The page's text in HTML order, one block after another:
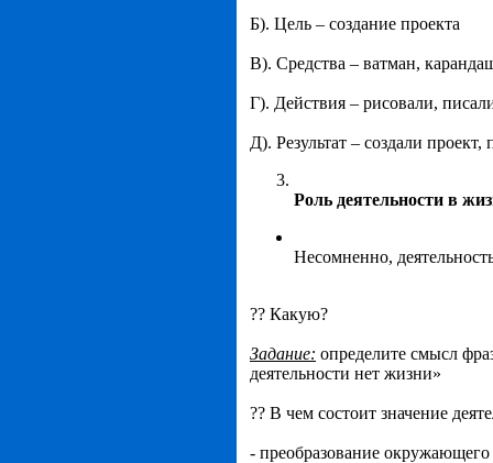
Б). Цель – создание проекта
В). Средства – ватман,
Г). Действия – рисовали,
Д). Результат – создали
Роль деятельности в
Несомненно,
?? Какую?
Задание: определите смысл
деятельности нет жизни»
?? В чем состоит значение
- преобразование